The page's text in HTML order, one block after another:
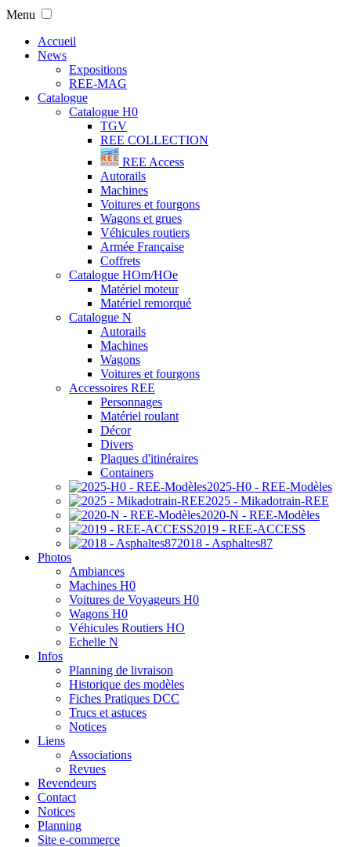
Menu
Accueil
News
Expositions
REE-MAG
Catalogue
Catalogue H0
TGV
REE COLLECTION
REE Access
Autorails
Machines
Voitures et fourgons
Wagons et grues
Véhicules routiers
Armée Française
Coffrets
Catalogue HOm/HOe
Matériel moteur
Matériel remorqué
Catalogue N
Autorails
Machines
Wagons
Voitures et fourgons
Accessoires REE
Personnages
Matériel roulant
Décor
Divers
Plaques d'itinéraires
Containers
2025-H0 - REE-Modèles
2025 - Mikadotrain-REE
2020-N - REE-Modèles
2019 - REE-ACCESS
2018 - Asphaltes87
Photos
Ambiances
Machines H0
Voitures de Voyageurs H0
Wagons H0
Véhicules Routiers HO
Echelle N
Infos
Planning de livraison
Historique des modèles
Fiches Pratiques DCC
Trucs et astuces
Notices
Liens
Associations
Revues
Revendeurs
Contact
Notices
Planning
Site e-commerce